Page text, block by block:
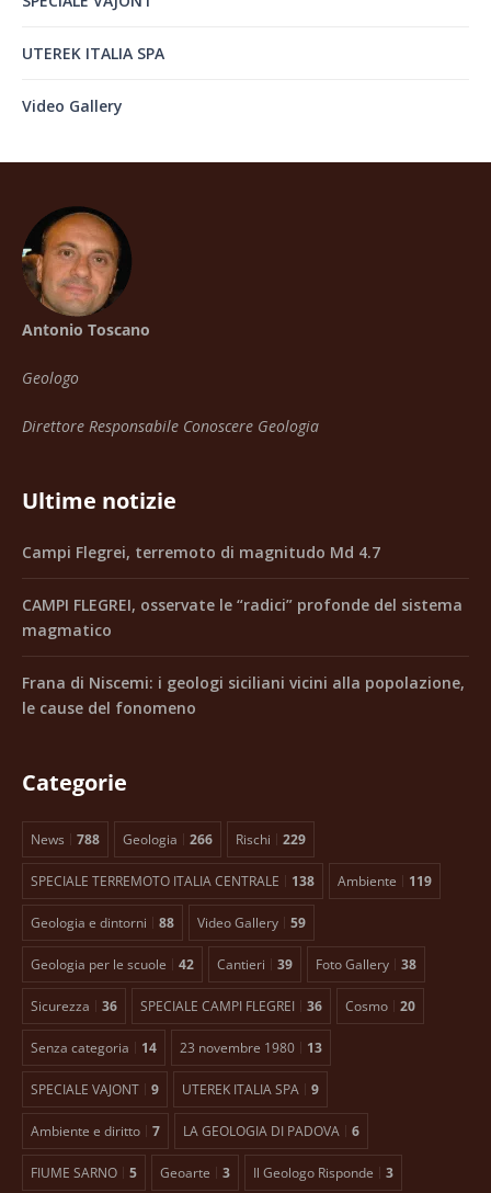
UTEREK ITALIA SPA
Video Gallery
Antonio Toscano
Geologo
Direttore Responsabile Conoscere Geologia
Ultime notizie
Campi Flegrei, terremoto di magnitudo Md 4.7
CAMPI FLEGREI, osservate le “radici” profonde del sistema
magmatico
Frana di Niscemi: i geologi siciliani vicini alla popolazione,
le cause del fonomeno
Categorie
News 788 Geologia 266 Rischi 229
SPECIALE TERREMOTO ITALIA CENTRALE 138 Ambiente 119
Geologia e dintorni 88 Video Gallery 59
Geologia per le scuole 42 Cantieri 39 Foto Gallery 38
Sicurezza 36 SPECIALE CAMPI FLEGREI 36 Cosmo 20
Senza categoria 14 23 novembre 1980 13
SPECIALE VAJONT 9 UTEREK ITALIA SPA 9
Ambiente e diritto 7 LA GEOLOGIA DI PADOVA 6
FIUME SARNO 5 Geoarte 3 Il Geologo Risponde 3